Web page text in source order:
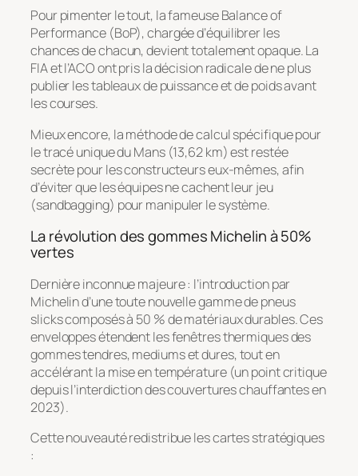
Pour pimenter le tout, la fameuse Balance of
Performance (BoP), chargée d’équilibrer les
chances de chacun, devient totalement opaque. La
FIA et l’ACO ont pris la décision radicale de ne plus
publier les tableaux de puissance et de poids avant
les courses.
Mieux encore, la méthode de calcul spécifique pour
le tracé unique du Mans (13,62 km) est restée
secrète pour les constructeurs eux-mêmes, afin
d’éviter que les équipes ne cachent leur jeu
(sandbagging) pour manipuler le système.
La révolution des gommes Michelin à 50%
vertes
Dernière inconnue majeure : l’introduction par
Michelin d’une toute nouvelle gamme de pneus
slicks composés à 50 % de matériaux durables. Ces
enveloppes étendent les fenêtres thermiques des
gommes tendres, mediums et dures, tout en
accélérant la mise en température (un point critique
depuis l’interdiction des couvertures chauffantes en
2023).
Cette nouveauté redistribue les cartes stratégiques
: